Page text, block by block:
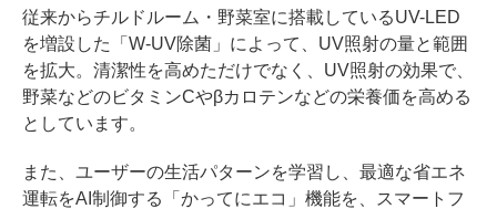
従来からチルドルーム・野菜室に搭載しているUV-LED
を増設した「W-UV除菌」によって、UV照射の量と範囲
を拡大。清潔性を高めただけでなく、UV照射の効果で、
野菜などのビタミンCやβカロテンなどの栄養価を高める
としています。
また、ユーザーの生活パターンを学習し、最適な省エネ
運転をAI制御する「かってにエコ」機能を、スマートフ